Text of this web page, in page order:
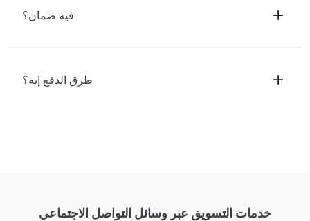
فيه ضمان؟
طرق الدفع إيه؟
خدمات التسويق عبر وسائل التواصل الاجتماعي